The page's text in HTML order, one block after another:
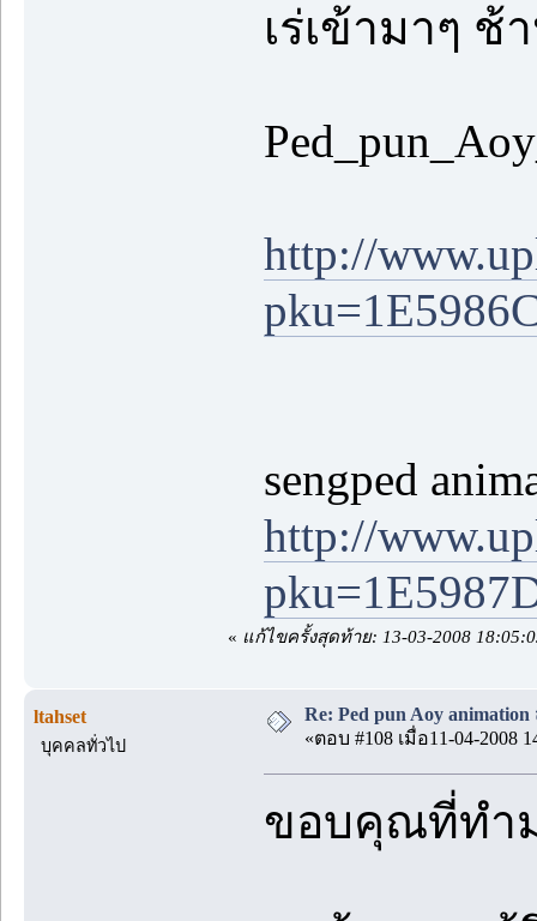
เร่เข้ามาๆ ช้
http://
sengped
http://
« แก้ไขครั้งสุดท้าย: 13-03-2008
ltahset
บุคคลทั่วไป
Re: Ped pun Aoy
«ตอบ #108 เมื่อ11-04-2008
ขอบคุณที่ทำ